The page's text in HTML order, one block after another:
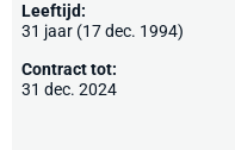
Leeftijd:
31 jaar (17 dec. 1994)
Contract tot:
31 dec. 2024